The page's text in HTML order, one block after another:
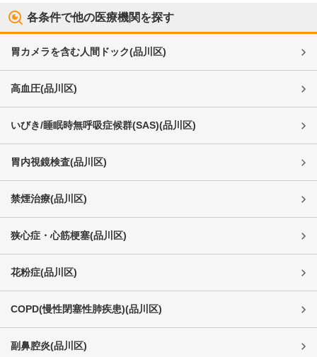
各条件で他の医療機関を探す
胃カメラを含む人間ドック(品川区)
高血圧(品川区)
いびき/睡眠時無呼吸症候群(SAS)(品川区)
胃内視鏡検査(品川区)
禁煙治療(品川区)
狭心症・心筋梗塞(品川区)
花粉症(品川区)
COPD(慢性閉塞性肺疾患)(品川区)
副鼻腔炎(品川区)